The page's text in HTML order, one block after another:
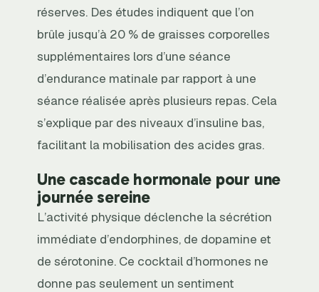
réserves. Des études indiquent que l’on
brûle jusqu’à 20 % de graisses corporelles
supplémentaires lors d’une séance
d’endurance matinale par rapport à une
séance réalisée après plusieurs repas. Cela
s’explique par des niveaux d’insuline bas,
facilitant la mobilisation des acides gras.
Une cascade hormonale pour une
journée sereine
L’activité physique déclenche la sécrétion
immédiate d’endorphines, de dopamine et
de sérotonine. Ce cocktail d’hormones ne
donne pas seulement un sentiment